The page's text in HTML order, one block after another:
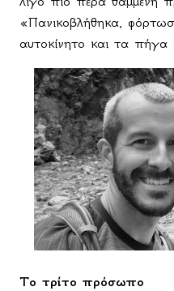
«Πανικοβλήθηκα,
αυτοκίνητο και τα πήγα
Το τρίτο πρόσωπο